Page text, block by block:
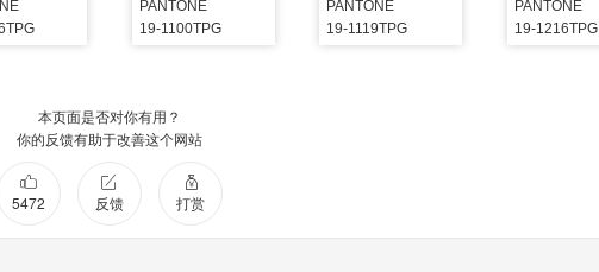
PANTONE
19-1100TPG
PANTONE
19-1119TPG
PANTONE
19-1216TPG
本页面是否对你有用？
你的反馈有助于改善这个网站
5472 反馈 打赏